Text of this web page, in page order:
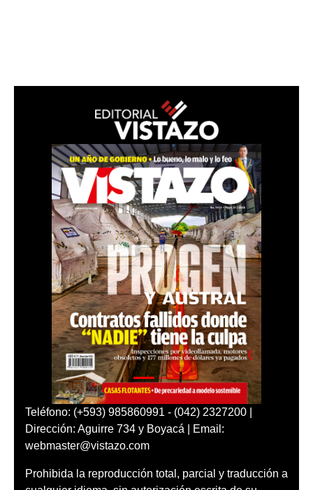
Teléfono: (+593) 985860991 - (042) 2327200 |
Dirección: Aguirre 734 y Boyacá | Email:
webmaster@vistazo.com
Prohibida la reproducción total, parcial y traducción a